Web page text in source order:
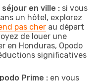
en ville : si vous
un hôtel, explorez
pas cher au départ
de louer une
en Honduras, Opodo
significatives
Prime : en vous